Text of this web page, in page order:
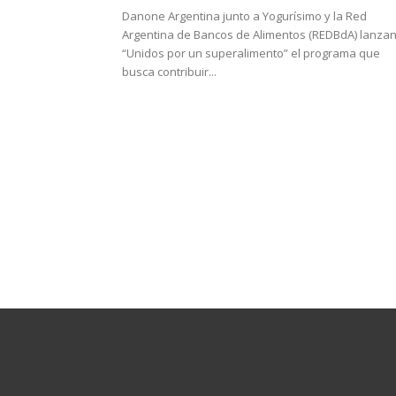
Danone Argentina junto a Yogurísimo y la Red
Argentina de Bancos de Alimentos (REDBdA) lanzan
“Unidos por un superalimento” el programa que
busca contribuir...